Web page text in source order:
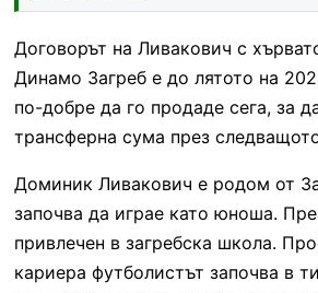
Договорът на Ливакович с
Динамо Загреб е до лятото на
по-добре да го продаде сега, за
трансферна сума през
Доминик Ливакович е родом от
започва да играе като юноша.
привлечен в загребска школа.
кариера футболистът започва в